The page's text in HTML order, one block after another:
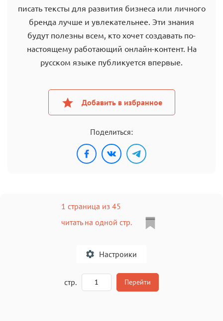
писать тексты для развития бизнеса или личного
бренда лучше и увлекательнее. Эти знания
будут полезны всем, кто хочет создавать по-
настоящему работающий онлайн-контент. На
русском языке публикуется впервые.
Добавить в избранное
Поделиться:
1 страница из 45
читать на одной стр.
Настроики
стр. Перейти